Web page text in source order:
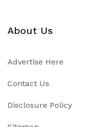
About Us
Advertise Here
Contact Us
Disclosure Policy